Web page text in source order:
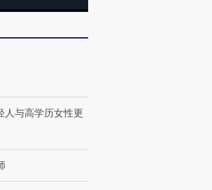
人与高学历女性更